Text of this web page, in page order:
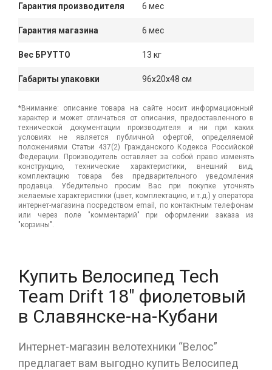
Гарантия производителя 6 мес
Гарантия магазина 6 мес
Вес БРУТТО 13 кг
Габариты упаковки 96x20x48 см
*Внимание: описание товара на сайте носит информационный
характер и может отличаться от описания, предоставленного в
технической документации производителя и ни при каких
условиях не является публичной офертой, определяемой
положениями Статьи 437(2) Гражданского Кодекса Российской
Федерации. Производитель оставляет за собой право изменять
конструкцию, технические характеристики, внешний вид,
комплектацию товара без предварительного уведомления
продавца. Убедительно просим Вас при покупке уточнять
желаемые характеристики (цвет, комплектацию, и т.д.) у оператора
интернет-магазина посредством email, по контактным телефонам
или через поле "комментарий" при оформлении заказа из
"корзины".
Купить Велосипед Tech
Team Drift 18" фиолетовый
в Славянске-на-Кубани
Интернет-магазин велотехники “Велос”
предлагает вам выгодно купить Велосипед